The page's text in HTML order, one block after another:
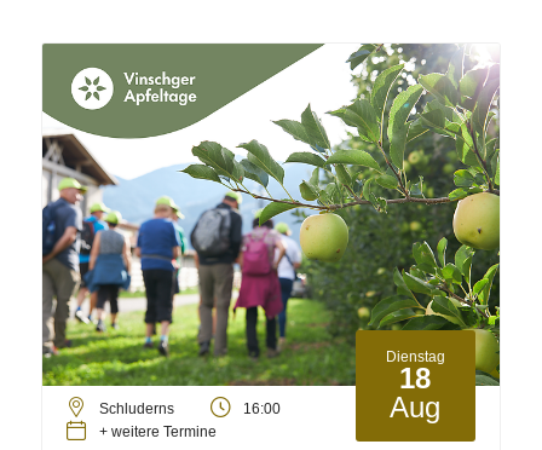
Dienstag
18
Aug
Schluderns
16:00
+ weitere Termine